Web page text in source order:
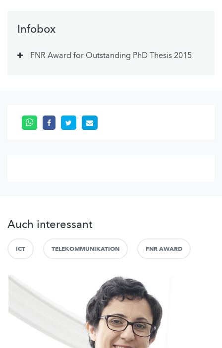
Infobox
FNR Award for Outstanding PhD Thesis 2015
Auch interessant
ICT TELEKOMMUNIKATION FNR AWARD